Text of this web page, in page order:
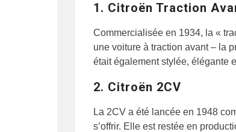
1. Citroën Traction
Commercialisée en 1934, la «
une voiture à traction avant – la
était également stylée, élégante
2. Citroën 2CV
La 2CV a été lancée en 1948
s’offrir. Elle est restée en